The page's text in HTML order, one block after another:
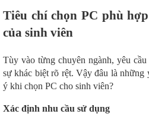
Tiêu chí chọn PC phù
của sinh viên
Tùy vào từng chuyên ngành, yêu
sự khác biệt rõ rệt. Vậy đâu là những
ý khi chọn PC cho sinh viên?
Xác định nhu cầu sử dụng